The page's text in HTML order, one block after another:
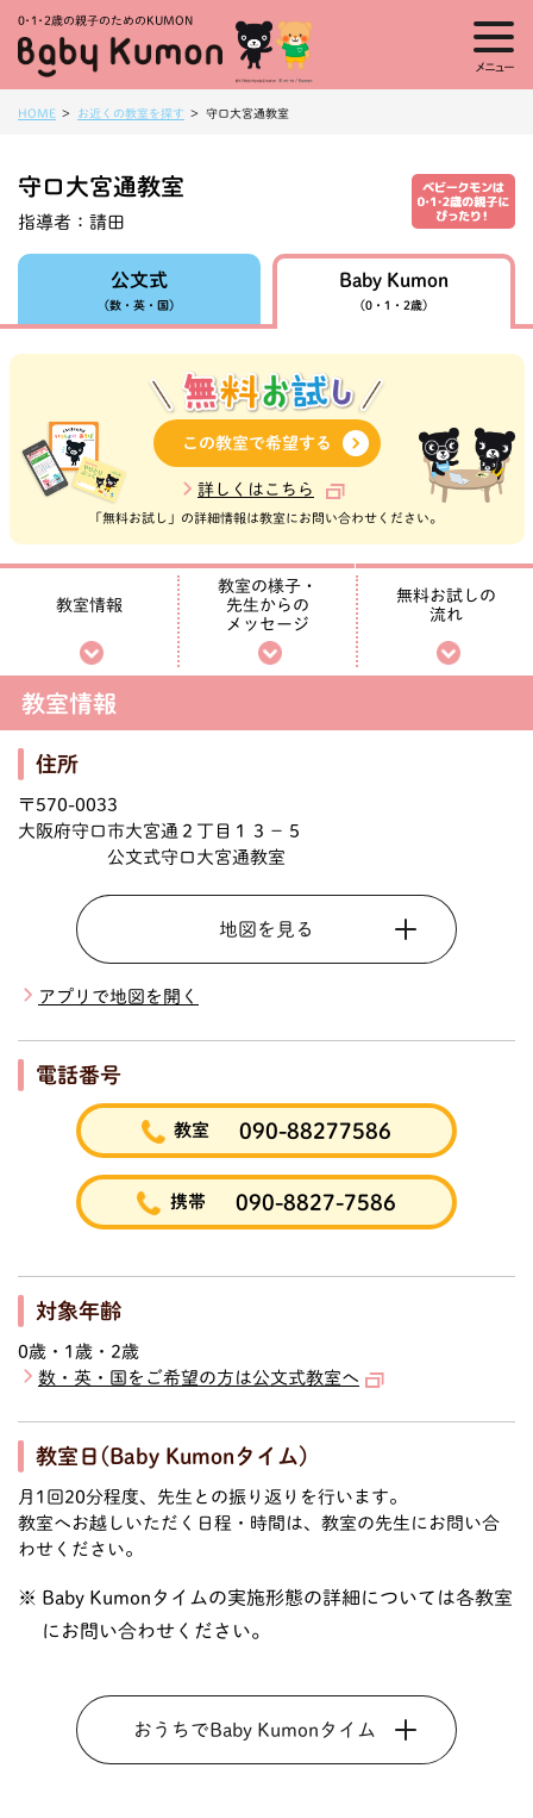
0・1・ 2歳の親子のためのKUMON
メニュー
HOME お近くの教室を探す 守口大宮通教室
守口大宮通教室
指導者：請田
公文式
（数・英・国）
Baby Kumon
（0・1・2歳）
この教室で希望する
詳しくはこちら
「無料お試し」の詳細情報は教室にお問い合わせください。
教室情報
教室の様子・
先生からの
メッセージ
無料お試しの
流れ
教室情報
住所
〒570-0033
大阪府守口市大宮通２丁目１３－５
公文式守口大宮通教室
地図を見る
アプリで地図を開く
電話番号
教室 090-88277586
携帯 090-8827-7586
対象年齢
0歳・1歳・2歳
数・英・国をご希望の方は公文式教室へ
教室日(Baby Kumonタイム)
月1回20分程度、先生との振り返りを行います。
教室へお越しいただく日程・時間は、教室の先生にお問い合
わせください。
Baby Kumonタイムの実施形態の詳細については各教室
にお問い合わせください。
おうちでBaby Kumonタイム